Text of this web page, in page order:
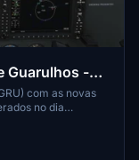
Guarulhos -
com as novas
no dia
atualização do ILS
funcionando